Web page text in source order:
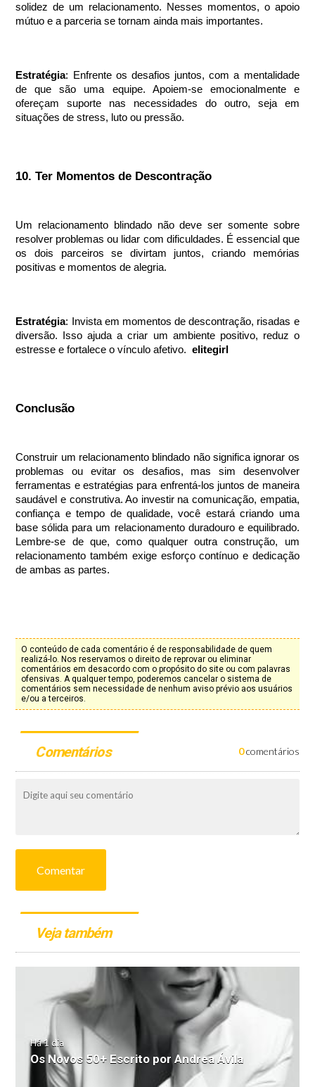
solidez de um relacionamento. Nesses momentos, o apoio
mútuo e a parceria se tornam ainda mais importantes.
Estratégia: Enfrente os desafios juntos, com a mentalidade
de que são uma equipe. Apoiem-se emocionalmente e
ofereçam suporte nas necessidades do outro, seja em
situações de stress, luto ou pressão.
10. Ter Momentos de Descontração
Um relacionamento blindado não deve ser somente sobre
resolver problemas ou lidar com dificuldades. É essencial que
os dois parceiros se divirtam juntos, criando memórias
positivas e momentos de alegria.
Estratégia: Invista em momentos de descontração, risadas e
diversão. Isso ajuda a criar um ambiente positivo, reduz o
estresse e fortalece o vínculo afetivo.elitegirl
Conclusão
Construir um relacionamento blindado não significa ignorar os
problemas ou evitar os desafios, mas sim desenvolver
ferramentas e estratégias para enfrentá-los juntos de maneira
saudável e construtiva. Ao investir na comunicação, empatia,
confiança e tempo de qualidade, você estará criando uma
base sólida para um relacionamento duradouro e equilibrado.
Lembre-se de que, como qualquer outra construção, um
relacionamento também exige esforço contínuo e dedicação
de ambas as partes.
O conteúdo de cada comentário é de responsabilidade de quem
realizá-lo. Nos reservamos o direito de reprovar ou eliminar
comentários em desacordo com o propósito do site ou com palavras
ofensivas. A qualquer tempo, poderemos cancelar o sistema de
comentários sem necessidade de nenhum aviso prévio aos usuários
e/ou a terceiros.
Comentários 0comentários
Comentar
Veja também
Há 1 dia
Os Novos 50+ Escrito por Andrea Ávila